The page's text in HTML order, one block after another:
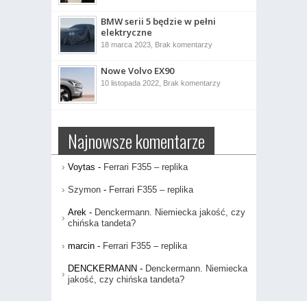
czy
automatyczna?
BMW serii 5 będzie w pełni
elektryczne
18 marca 2023, Brak komentarzydo
w
Nowe Volvo EX90
10 listopada 2022, Brak komentarzydo
Najnowsze komentarze
Voytas - Ferrari F355 – replika
Szymon- Ferrari F355 – replika
Arek - Denckermann. Niemiecka jakość, czy
chińska tandeta?
marcin- Ferrari F355 – replika
DENCKERMANN- Denckermann. Niemiecka
jakość, czy chińska tandeta?